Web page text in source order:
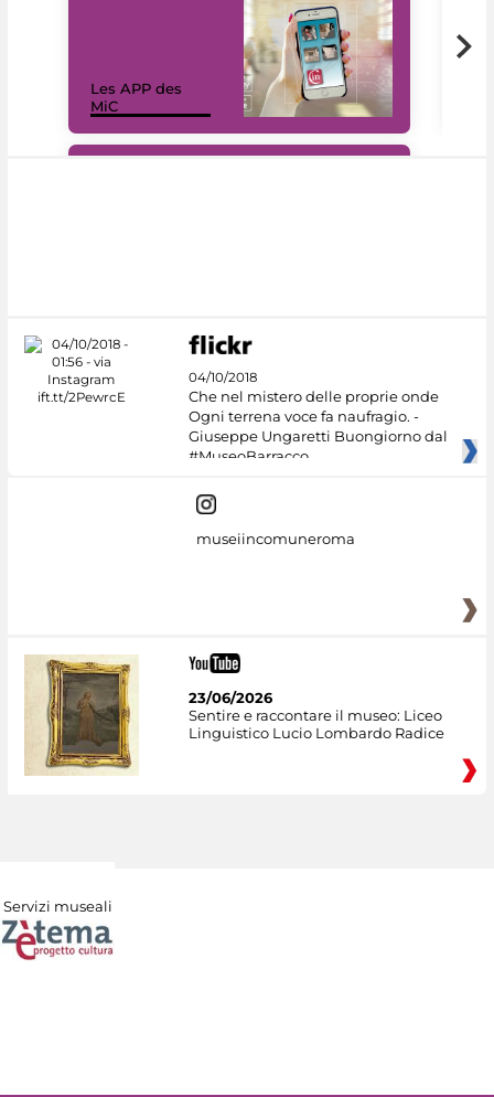
Les APP des
MiC
04/10/2018
Che nel mistero delle proprie onde
Ogni terrena voce fa naufragio. -
Giuseppe Ungaretti Buongiorno dal
#MuseoBarracco
museiincomuneroma
23/06/2026
Sentire e raccontare il museo: Liceo
Linguistico Lucio Lombardo Radice
Servizi museali